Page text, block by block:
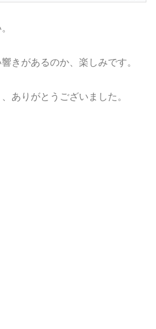
きがあるのか、楽しみです。
ありがとうございました。